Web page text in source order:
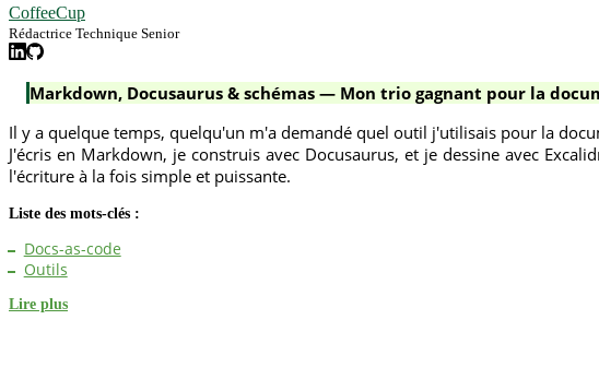
CoffeeCup
Rédactrice Technique Senior
Markdown, Docusaurus & schémas — Mon trio gagnant pour la
Il y a quelque temps, quelqu'un m'a demandé quel outil j'utilisais pour la
J'écris en Markdown, je construis avec Docusaurus, et je dessine avec
l'écriture à la fois simple et puissante.
Liste des mots-clés :
Docs-as-code
Outils
Lire plus